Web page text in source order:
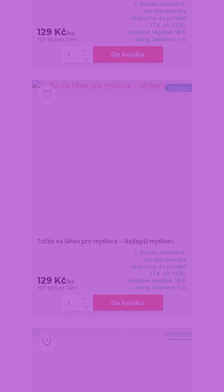
129 Kč/ks
107 Kč bez DPH
Z důvodu dovolené,
vše objednané a
uhrazené do pondělí
17.8. do 11:00,
dodáme nejdříve 18.8.
v úterý. Skladem 1 ks
Do košíku
Novinka
Tričko na láhev pro myslivce – Nejlepší myslivec
129 Kč/ks
107 Kč bez DPH
Z důvodu dovolené,
vše objednané a
uhrazené do pondělí
17.8. do 11:00,
dodáme nejdříve 18.8.
v úterý. Skladem 1 ks
Do košíku